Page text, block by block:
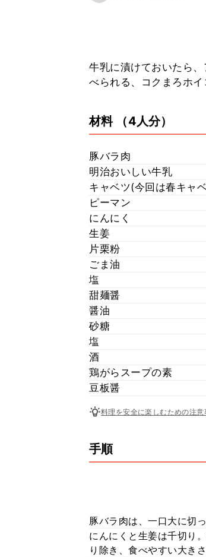
牛乳に漬けておいたら
べられる、コクまろホイ
材料 （4人分）
豚バラ肉
明治おいしい牛乳
キャベツ(今回は春キャ
ピーマン
にんにく
生姜
片栗粉
ごま油
塩
甜麺醤
醤油
砂糖
塩
酒
鶏がらスープの素
豆板醤
料理を安全に楽しむための注意
手順
豚バラ肉は、一口大に切
にんにくと生姜は千切り
り除き、食べやすい大きさ